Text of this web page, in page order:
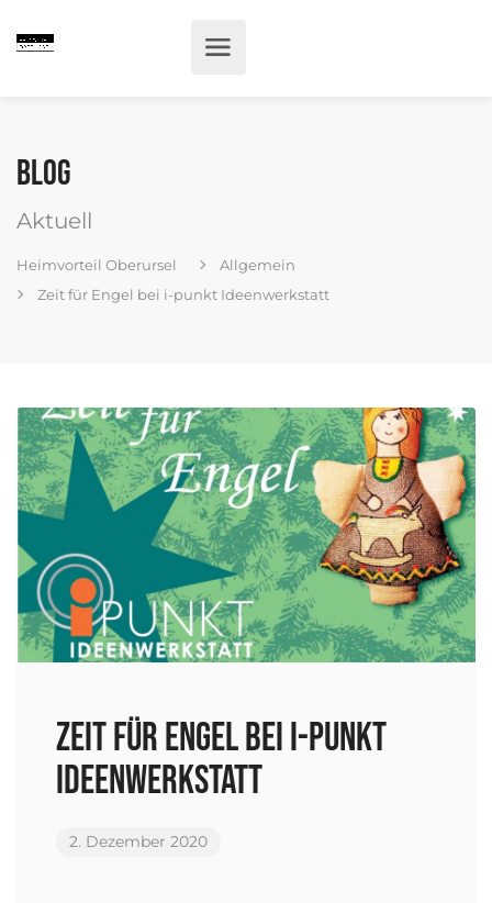
Blog
Aktuell
Heimvorteil Oberursel
Allgemein
Zeit für Engel bei i-punkt Ideenwerkstatt
Zeit für Engel bei i-punkt
Ideenwerkstatt
2. Dezember 2020